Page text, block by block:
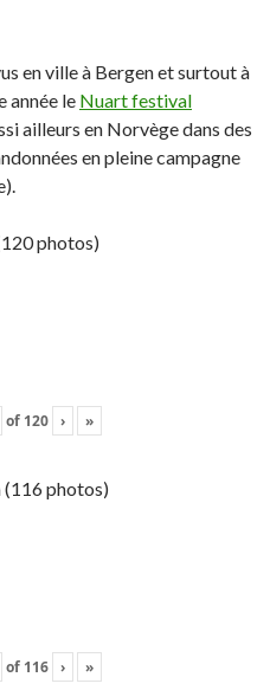
en ville à Bergen et surtout à
année le Nuart festival
ailleurs en Norvège dans des
en pleine campagne
photos)
of 120 › »
(116 photos)
of 116 › »